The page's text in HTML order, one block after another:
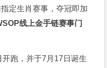
定生肖赛事，夺冠即加
线上金手链赛事门
跑，并于7月17日诞生